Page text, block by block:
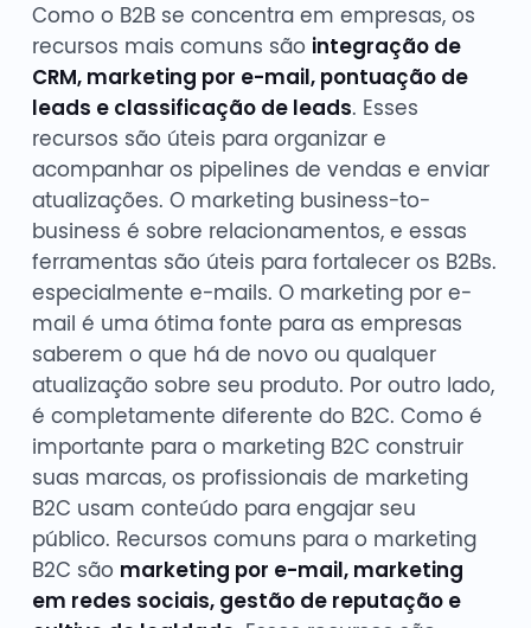
Como o B2B se concentra em empresas, os
recursos mais comuns são integração de
CRM, marketing por e-mail, pontuação de
leads e classificação de leads. Esses
recursos são úteis para organizar e
acompanhar os pipelines de vendas e enviar
atualizações. O marketing business-to-
business é sobre relacionamentos, e essas
ferramentas são úteis para fortalecer os B2Bs.
especialmente e-mails. O marketing por e-
mail é uma ótima fonte para as empresas
saberem o que há de novo ou qualquer
atualização sobre seu produto. Por outro lado,
é completamente diferente do B2C. Como é
importante para o marketing B2C construir
suas marcas, os profissionais de marketing
B2C usam conteúdo para engajar seu
público. Recursos comuns para o marketing
B2C são marketing por e-mail, marketing
em redes sociais, gestão de reputação e